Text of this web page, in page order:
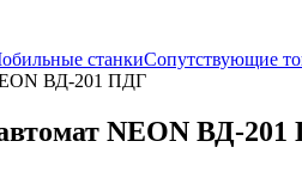
станкиСопутствующие
ВД-201 ПДГ
NEON ВД-